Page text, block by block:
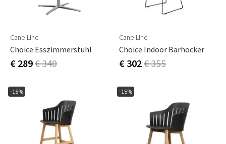
Cane-Line
Choice Esszimmerstuhl
€ 289€ 340
Cane-Line
Choice Indoor Barhocker
€ 302€ 355
-15% -15%